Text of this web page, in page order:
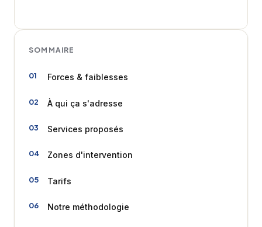
SOMMAIRE
Forces & faiblesses
À qui ça s'adresse
Services proposés
Zones d'intervention
Tarifs
Notre méthodologie